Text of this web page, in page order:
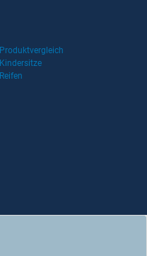
Produktvergleich
Kindersitze
Reifen